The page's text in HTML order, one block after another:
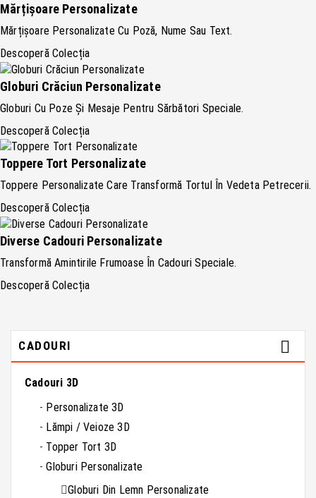
Mărțișoare Personalizate
Mărțișoare Personalizate Cu Poză, Nume Sau Text.
Descoperă Colecția
Globuri Crăciun Personalizate
Globuri Cu Poze Și Mesaje Pentru Sărbători Speciale.
Descoperă Colecția
Toppere Tort Personalizate
Toppere Personalizate Care Transformă Tortul În Vedeta Petrecerii.
Descoperă Colecția
Diverse Cadouri Personalizate
Transformă Amintirile Frumoase În Cadouri Speciale.
Descoperă Colecția
CADOURI 
Cadouri 3D
Personalizate 3D
Lămpi / Veioze 3D
Topper Tort 3D
Globuri Personalizate
Globuri Din Lemn Personalizate